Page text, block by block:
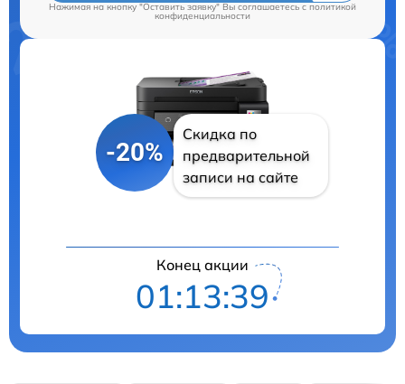
Нажимая на кнопку "Оставить заявку" Вы соглашаетесь cполитикой
конфиденциальности
-20%
Скидка по
предварительной
записи на сайте
Конец акции
01:13:38